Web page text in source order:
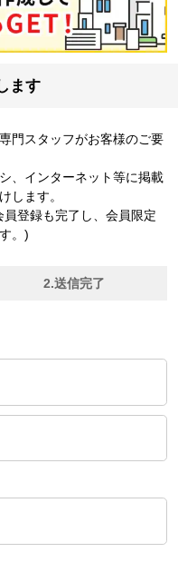
ます
門スタッフがお客様のご要
、インターネット等に掲載
します。
登録も完了し、会員限定
。)
2.送信完了